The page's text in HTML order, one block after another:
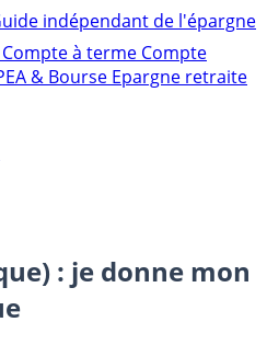
indépendant de l'épargne
Compte à terme Compte
& Bourse Epargne retraite
: je donne mon